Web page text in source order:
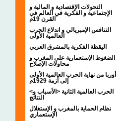
التحولات الإقتصادية و المالية و
الإجتماعية و الفكرية في العالم في
القرن 19م
التنافس الإمبريالي و اندلاع الحرب
العالمية الأولى
اليقظة الفكرية بالمشرق العربي
الضغوط الإستعمارية على المغرب و
محاولات الإصلاح
أوربا من نهاية الحرب العالمية الأولى
إلى أزمة 1929م
<الحرب العالمية الثانية <الأسباب و
النتائج
نظام الحماية بالمغرب و الإستغلال
الإستعماري